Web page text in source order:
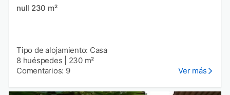
null 230 m²
Tipo de alojamiento: Casa
8 huéspedes
230 m²
Comentarios: 9
Ver más